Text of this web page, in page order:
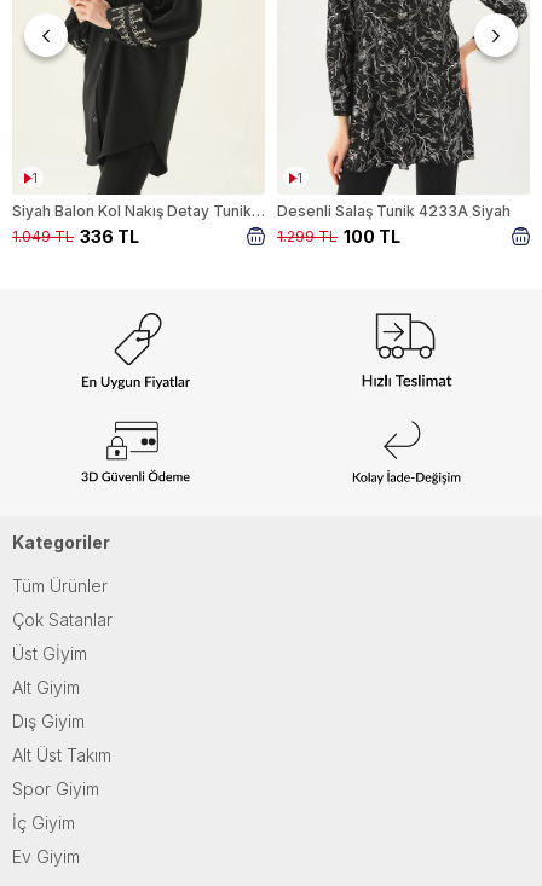
1
Siyah Balon Kol Nakış Detay Tunik 26024
336 TL
1.049 TL
1
Desenli Salaş Tunik 4233A Siyah
100 TL
1.299 TL
Kategoriler
Tüm Ürünler
Çok Satanlar
Üst Gİyim
Alt Giyim
Dış Giyim
Alt Üst Takım
Spor Giyim
İç Giyim
Ev Giyim